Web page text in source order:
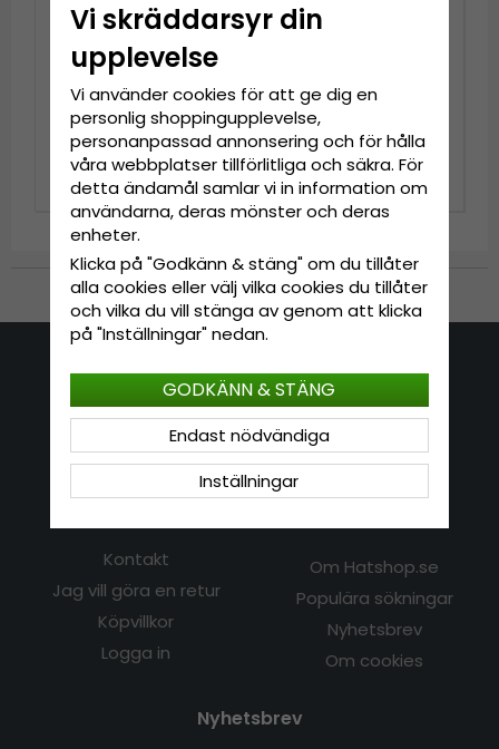
Hattar - Gårda
Toquerville Crushable
Wool felt Western hat
(beige)
999 kr
Stråhatt - Gårda
Funchal Raffia Fedora
(ljus natur/mörkbrun)
699 kr
Till Kassan
Kontakta oss
E-mail: info@hatshop.se
Tel: 031-320 22 00
Kontakt
Jag vill göra en retur
Köpvillkor
Logga in
Om Hatshop.se
Populära sökningar
Nyhetsbrev
Om cookies
Nyhetsbrev
Vi skräddarsyr din
upplevelse
Vi använder cookies för att ge dig en
personlig shoppingupplevelse,
personanpassad annonsering och för hålla
våra webbplatser tillförlitliga och säkra. För
detta ändamål samlar vi in information om
användarna, deras mönster och deras
enheter.
Klicka på "Godkänn & stäng" om du tillåter
alla cookies eller välj vilka cookies du tillåter
och vilka du vill stänga av genom att klicka
på "Inställningar" nedan.
Inställningar
Endast nödvändiga
GODKÄNN & STÄNG